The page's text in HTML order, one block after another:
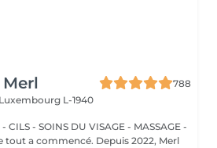
788
Luxembourg L-1940
CILS - SOINS DU VISAGE - MASSAGE -